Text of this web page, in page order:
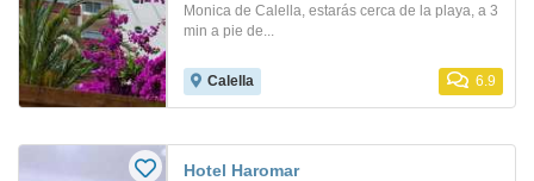
Monica de Calella, estarás cerca de la playa, a 3
min a pie de...
Calella 6.9
Hotel Haromar